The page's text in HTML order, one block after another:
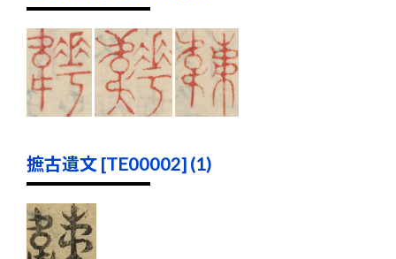
摭古遺文 [TE00002] (1)